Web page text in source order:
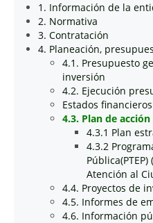
1. Información de la
2. Normativa
3. Contratación
4. Planeación,
4.1. Presupuesto
inversión
4.2. Ejecución
Estados financieros
4.3. Plan de acción
4.3.1 Plan
4.3.2
Atención al
4.4. Proyectos de
4.5. Informes de
4.6. Información